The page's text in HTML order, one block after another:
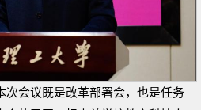
次会议既是改革部署会，也是任务